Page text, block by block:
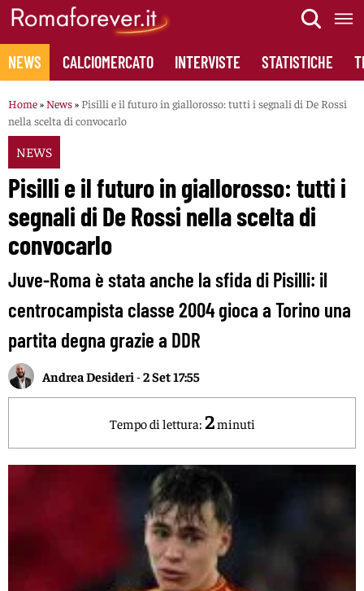
Skip
content
NEWS CALCIOMERCATO INTERVISTE STATISTICHE
Home» News» Pisilli e il futuro in giallorosso: tutti i segnali di De Rossi
nella scelta di convocarlo
NEWS
Pisilli e il futuro in giallorosso: tutti i
segnali di De Rossi nella scelta di
convocarlo
Juve-Roma è stata anche la sfida di Pisilli: il
centrocampista classe 2004 gioca a Torino una
partita degna grazie a DDR
Andrea Desideri -2 Set 17:55
Tempo di lettura: 2minuti